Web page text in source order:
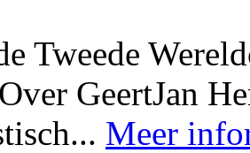
Tweede
GeertJan
Meer